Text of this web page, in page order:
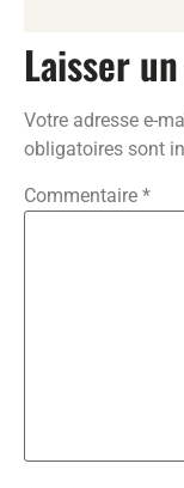
Laisser
Votre adresse e-
obligatoires sont
Commentaire *